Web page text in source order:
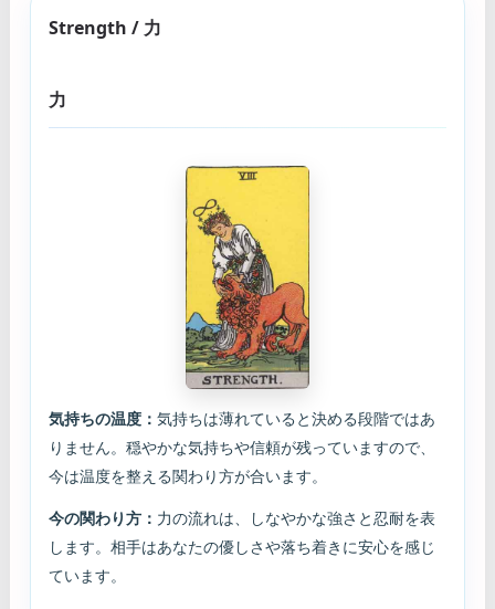
Strength / 力
力
気持ちの温度： 気持ちは薄れていると決める段階ではあ
りません。穏やかな気持ちや信頼が残っていますので、
今は温度を整える関わり方が合います。
今の関わり方： 力の流れは、しなやかな強さと忍耐を表
します。相手はあなたの優しさや落ち着きに安心を感じ
ています。